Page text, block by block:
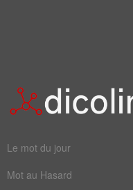
Le mot du jour
Mot au Hasard